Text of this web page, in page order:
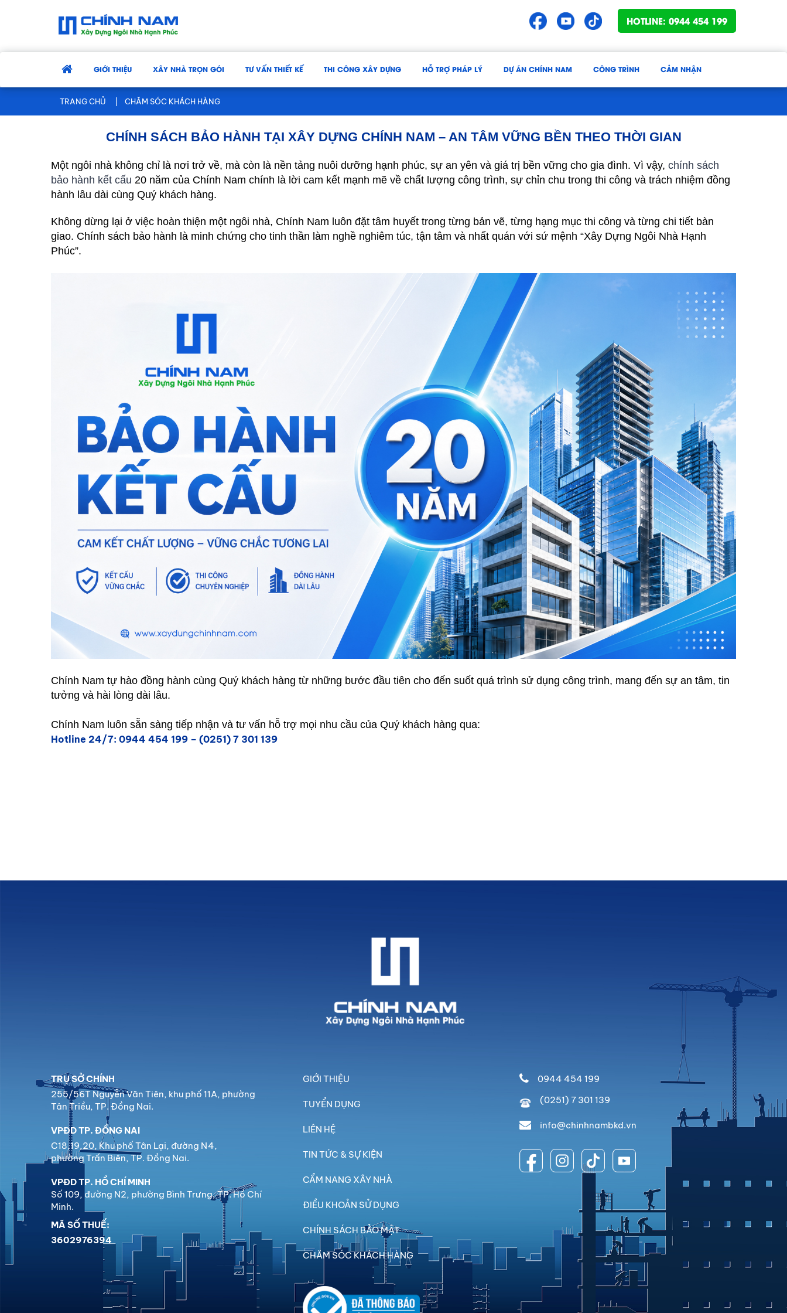
HOTLINE: 0944 454 199
GIỚI THIỆU XÂY NHÀ TRỌN GÓI TƯ VẤN THIẾT KẾ THI CÔNG XÂY DỰNG HỖ TRỢ PHÁP LÝ DỰ ÁN CHÍNH NAM CÔNG TRÌNH CẢM NHẬN
TRANG CHỦ CHĂM SÓC KHÁCH HÀNG
CHÍNH SÁCH BẢO HÀNH TẠI XÂY DỰNG CHÍNH NAM – AN TÂM VỮNG BỀN THEO THỜI GIAN
Một ngôi nhà không chỉ là nơi trở về, mà còn là nền tảng nuôi dưỡng hạnh phúc, sự an yên và giá trị bền vững cho gia đình. Vì vậy, chính sách
bảo hành kết cấu 20 năm của Chính Nam chính là lời cam kết mạnh mẽ về chất lượng công trình, sự chỉn chu trong thi công và trách nhiệm đồng
hành lâu dài cùng Quý khách hàng.
Không dừng lại ở việc hoàn thiện một ngôi nhà, Chính Nam luôn đặt tâm huyết trong từng bản vẽ, từng hạng mục thi công và từng chi tiết bàn
giao. Chính sách bảo hành là minh chứng cho tinh thần làm nghề nghiêm túc, tận tâm và nhất quán với sứ mệnh “Xây Dựng Ngôi Nhà Hạnh
Phúc”.
Chính Nam tự hào đồng hành cùng Quý khách hàng từ những bước đầu tiên cho đến suốt quá trình sử dụng công trình, mang đến sự an tâm, tin
tưởng và hài lòng dài lâu.
Chính Nam luôn sẵn sàng tiếp nhận và tư vấn hỗ trợ mọi nhu cầu của Quý khách hàng qua:
Hotline 24/7: 0944 454 199 – (0251) 7 301 139
TRỤ SỞ CHÍNH
255/56T Nguyễn Văn Tiên, khu phố 11A, phường
Tân Triều, TP. Đồng Nai.
VPĐD TP. ĐỒNG NAI
C18,19,20, Khu phố Tân Lại, đường N4,
phường Trấn Biên, TP. Đồng Nai.
VPĐD TP. HỒ CHÍ MINH
Số 109, đường N2, phường Bình Trưng, TP. Hồ Chí
Minh.
MÃ SỐ THUẾ:
3602976394
GIỚI THIỆU
TUYỂN DỤNG
LIÊN HỆ
TIN TỨC & SỰ KIỆN
CẨM NANG XÂY NHÀ
ĐIỀU KHOẢN SỬ DỤNG
CHÍNH SÁCH BẢO MẬT
CHĂM SÓC KHÁCH HÀNG
0944 454 199
(0251) 7 301 139
info@chinhnambkd.vn